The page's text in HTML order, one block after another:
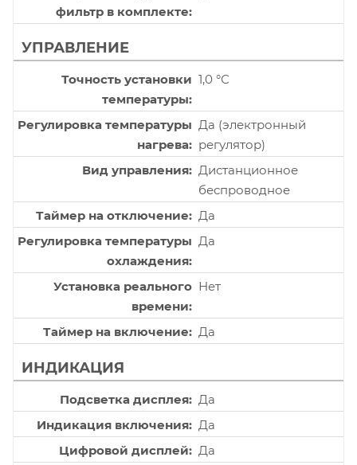
фильтр в комплекте
УПРАВЛЕНИЕ
Точность установки
температуры
1,0 °С
Регулировка температуры
нагрева
Да (электронный
регулятор)
Вид управления
Дистанционное
беспроводное
Таймер на отключение
Да
Регулировка температуры
охлаждения
Да
Установка реального
времени
Нет
Таймер на включение Да
ИНДИКАЦИЯ
Подсветка дисплея
Да
Индикация включения
Да
Цифровой дисплей
Да